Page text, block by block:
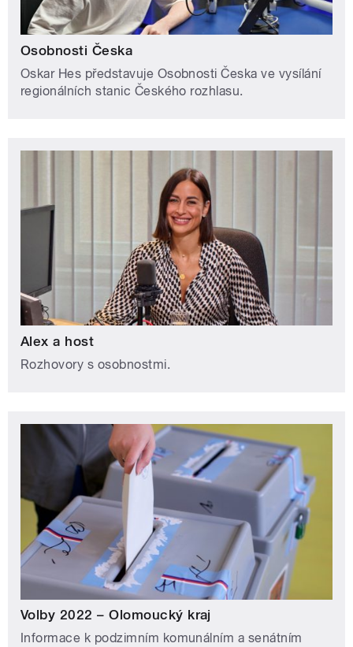
Osobnosti Česka
Oskar Hes představuje Osobnosti Česka ve vysílání
regionálních stanic Českého rozhlasu.
Alex a host
Rozhovory s osobnostmi.
Volby 2022 – Olomoucký kraj
Informace k podzimním komunálním a senátním